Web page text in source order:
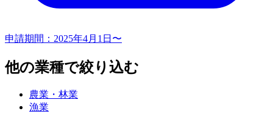
申請期間： 2025年4月1日〜
他の業種で絞り込む
農業・林業
漁業